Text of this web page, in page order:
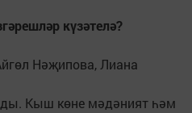
күзәтелә?
Нәҗипова, Лиана
Кыш көне мәдәният һәм